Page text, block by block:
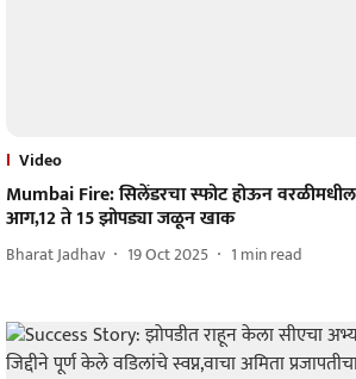
Video
Mumbai Fire: सिलेंडरचा स्फोट होऊन वरळीमधील
आग,12 ते 15 झोपड्या जळून खाक
Bharat Jadhav 19 Oct 2025 1 min read